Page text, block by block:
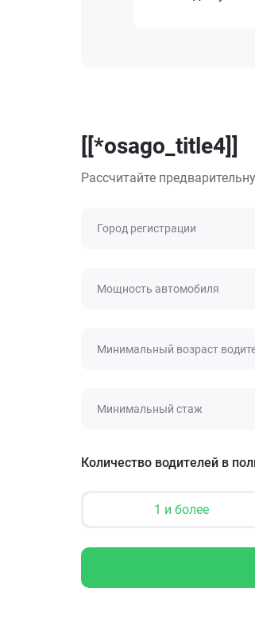
[[*osago_title4]]
Рассчитайте
Город регистрации
Мощность автомобиля
Минимальный возраст
Минимальный стаж
Количество водителей в
1 и более